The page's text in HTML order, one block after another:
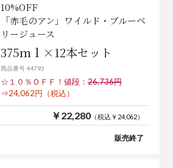
10%OFF
「赤毛のアン」ワイルド・ブルーベ
リージュース
375ｍｌ×12本セット
商品番号 44793
☆１０％ＯＦＦ！ 値段：26,736円
⇒24,062円（税込）
￥22,280（税込￥24,062）
販売終了